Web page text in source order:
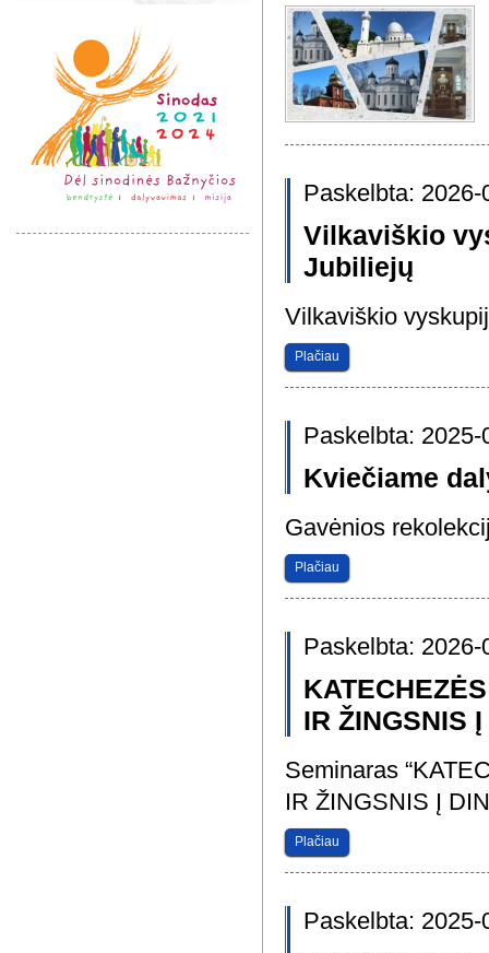
Paskelbta: 2026-
Vilkaviškio
Jubiliejų
Vilkaviškio
Plačiau
Paskelbta: 2025-
Kviečiame
Gavėnios
Plačiau
Paskelbta: 2026-
IR ŽINGSNIS
Seminaras
IR ŽINGSNIS Į
Plačiau
Paskelbta: 2025-